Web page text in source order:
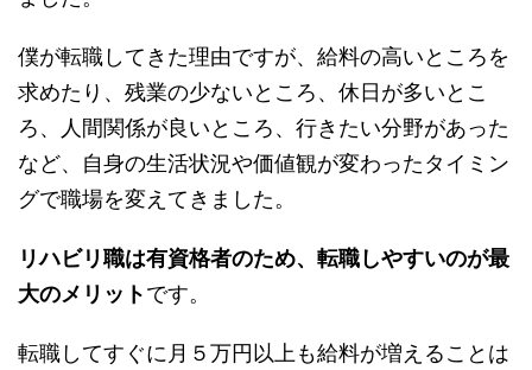
僕が転職してきた理由ですが、給料の高いところを
求めたり、残業の少ないところ、休日が多いとこ
ろ、人間関係が良いところ、行きたい分野があった
など、自身の生活状況や価値観が変わったタイミン
グで職場を変えてきました。
リハビリ職は有資格者のため、転職しやすいのが最
大のメリットです。
転職してすぐに月５万円以上も給料が増えることは